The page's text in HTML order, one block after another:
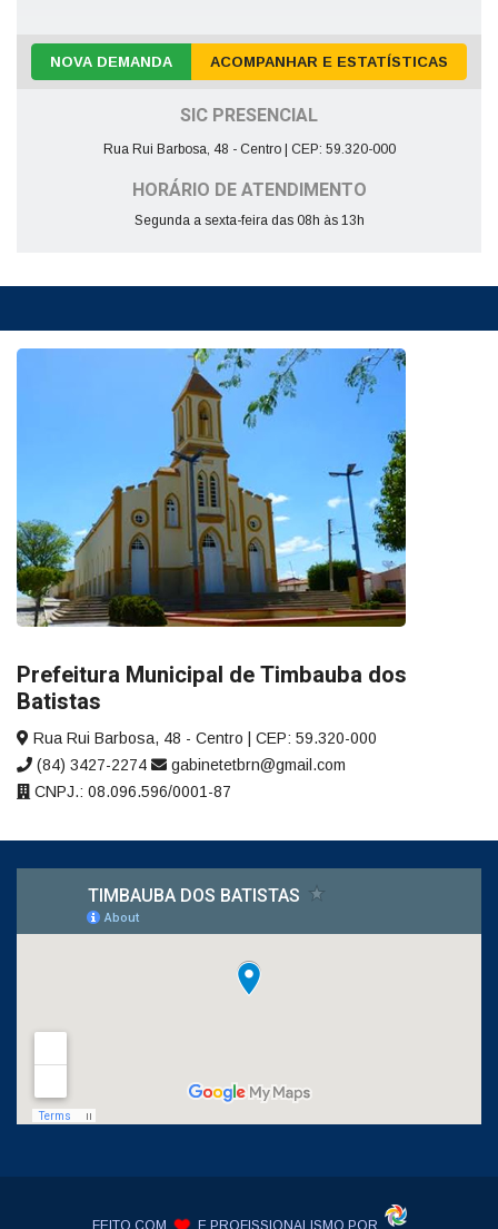
NOVA DEMANDA ACOMPANHAR E ESTATÍSTICAS
SIC PRESENCIAL
Rua Rui Barbosa, 48 - Centro | CEP: 59.320-000
HORÁRIO DE ATENDIMENTO
Segunda a sexta-feira das 08h às 13h
Prefeitura Municipal de Timbauba dos
Batistas
Rua Rui Barbosa, 48 - Centro | CEP: 59.320-000
(84) 3427-2274
gabinetetbrn@gmail.com
CNPJ.: 08.096.596/0001-87